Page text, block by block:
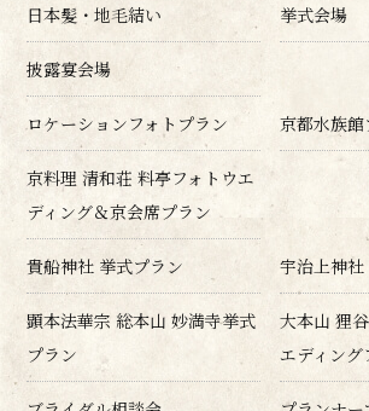
日本髪・地毛結い 挙式会場
披露宴会場
ロケーションフォトプラン 京都水族館
京料理 清和荘 料亭フォトウエ
ディング＆京会席プラン
貴船神社 挙式プラン 宇治上神
顕本法華宗 総本山 妙満寺挙式
プラン
大本山 狸
エディング